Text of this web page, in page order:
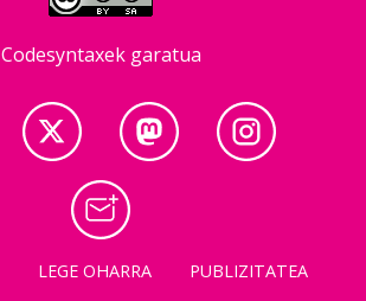
Codesyntaxek garatua
LEGE OHARRA PUBLIZITATEA